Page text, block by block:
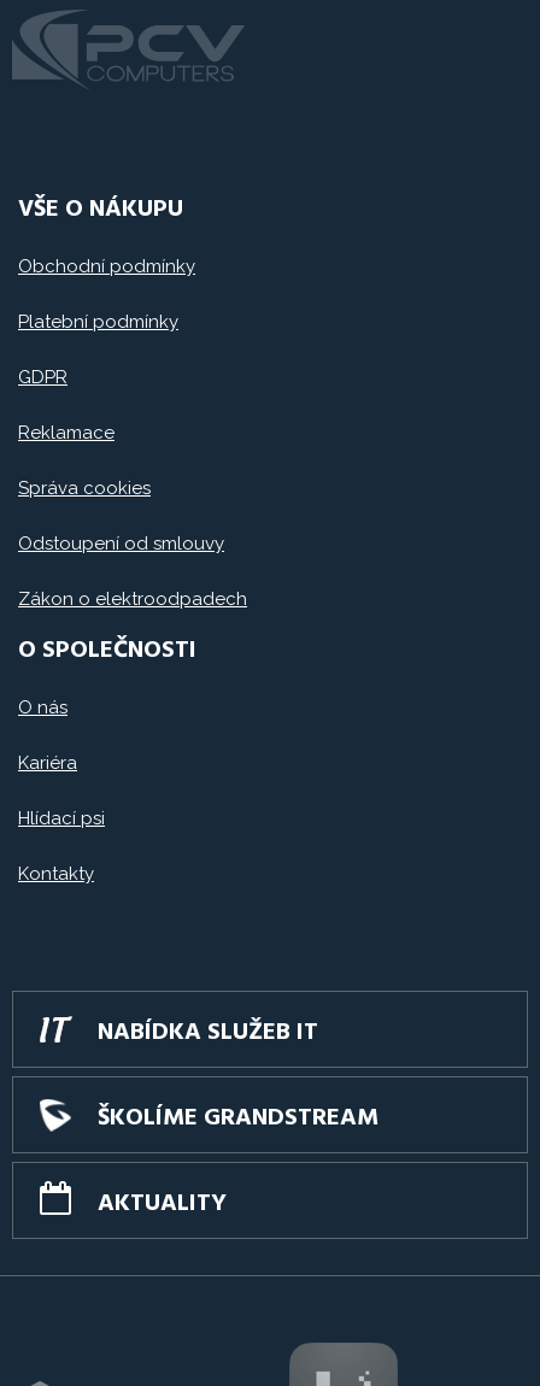
VŠE O NÁKUPU
Obchodní podmínky
Platební podmínky
GDPR
Reklamace
Správa cookies
Odstoupení od smlouvy
Zákon o elektroodpadech
O SPOLEČNOSTI
O nás
Kariéra
Hlídací psi
Kontakty
NABÍDKA SLUŽEB IT
ŠKOLÍME GRANDSTREAM
AKTUALITY